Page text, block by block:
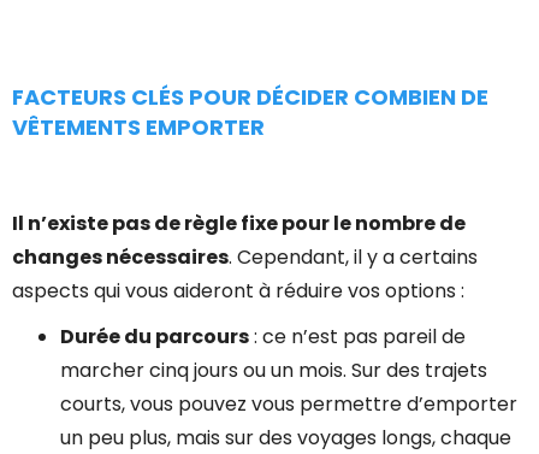
FACTEURS CLÉS POUR DÉCIDER COMBIEN DE
VÊTEMENTS EMPORTER
Il n’existe pas de règle fixe pour le nombre de
changes nécessaires. Cependant, il y a certains
aspects qui vous aideront à réduire vos options :
Durée du parcours: ce n’est pas pareil de
marcher cinq jours ou un mois. Sur des trajets
courts, vous pouvez vous permettre d’emporter
un peu plus, mais sur des voyages longs, chaque